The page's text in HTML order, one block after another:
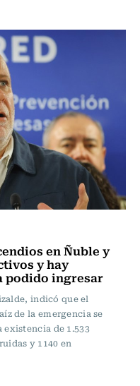
en Ñuble y
y hay
podido ingresar
indicó que el
de la emergencia se
de 1.533
y 1140 en